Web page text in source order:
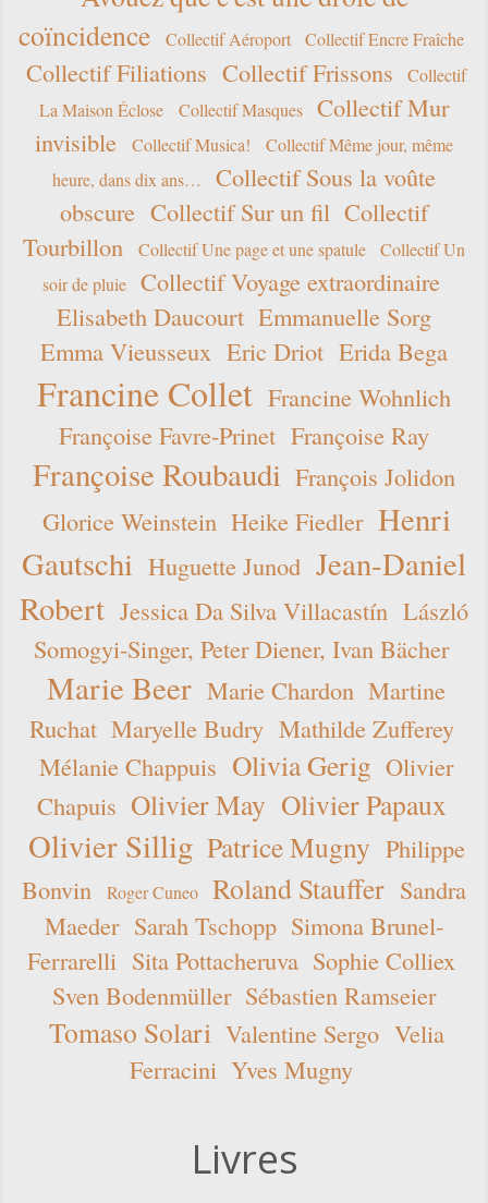
coïncidence
Collectif Aéroport Collectif Encre Fraîche
Collectif Filiations Collectif Frissons
Collectif
La Maison Éclose
Collectif Masques
Collectif Mur
invisible
Collectif Musica!
Collectif Même jour, même
heure, dans dix ans…
Collectif Sous la voûte
obscure Collectif Sur un fil Collectif
Tourbillon
Collectif Une page et une spatule
Collectif Un
soir de pluie
Collectif Voyage extraordinaire
Elisabeth Daucourt Emmanuelle Sorg
Emma Vieusseux Eric Driot Erida Bega
Francine Collet Francine Wohnlich
Françoise Favre-Prinet Françoise Ray
Françoise Roubaudi François Jolidon
Glorice Weinstein Heike Fiedler Henri
Gautschi Huguette Junod Jean-Daniel
Robert Jessica Da Silva Villacastín László
Somogyi-Singer, Peter Diener, Ivan Bächer
Marie Beer Marie Chardon Martine
Ruchat Maryelle Budry Mathilde Zufferey
Mélanie Chappuis Olivia Gerig Olivier
Chapuis Olivier May Olivier Papaux
Olivier Sillig Patrice Mugny Philippe
Bonvin
Roger Cuneo Roland Stauffer Sandra
Maeder Sarah Tschopp Simona Brunel-
Ferrarelli Sita Pottacheruva Sophie Colliex
Sven Bodenmüller Sébastien Ramseier
Tomaso Solari Valentine Sergo Velia
Ferracini Yves Mugny
Livres